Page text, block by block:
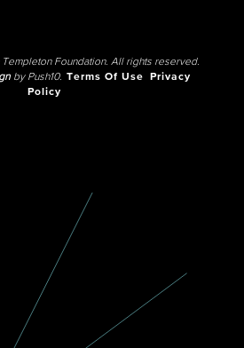
Foundation. All rights reserved.
by Push10. Terms Of Use
Privacy
Policy